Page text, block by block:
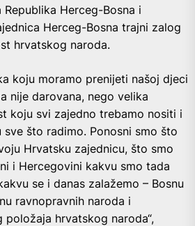
Republika Herceg-Bosna i
Herceg-Bosna trajni zalog
hrvatskog naroda.
koju moramo prenijeti našoj djeci
nije darovana, nego velika
koju svi zajedno trebamo nositi i
sve što radimo. Ponosni smo što
Hrvatsku zajednicu, što smo
i Hercegovini kakvu smo tada
se i danas zalažemo – Bosnu
ravnopravnih naroda i
položaja hrvatskog naroda“,